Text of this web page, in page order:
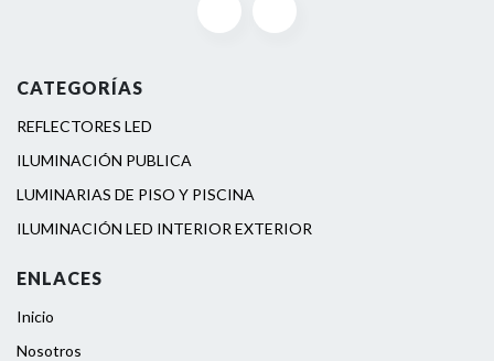
CATEGORÍAS
REFLECTORES LED
ILUMINACIÓN PUBLICA
LUMINARIAS DE PISO Y PISCINA
ILUMINACIÓN LED INTERIOR EXTERIOR
ENLACES
Inicio
Nosotros